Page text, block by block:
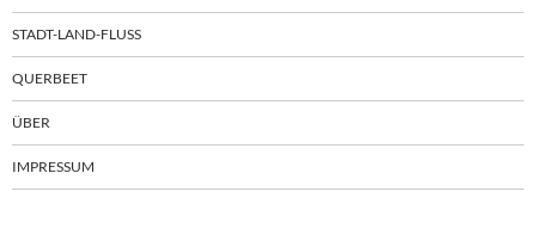
STADT-LAND-FLUSS
QUERBEET
ÜBER
IMPRESSUM